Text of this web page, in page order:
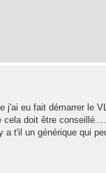
eu fait démarrer le
doit être
t'il un générique qui